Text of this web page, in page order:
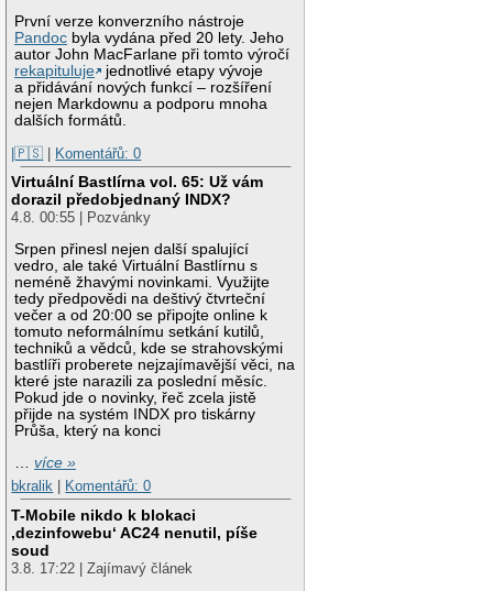
První verze konverzního nástroje
Pandoc byla vydána před 20 lety. Jeho
autor John MacFarlane při tomto výročí
rekapituluje
jednotlivé etapy vývoje
a přidávání nových funkcí – rozšíření
nejen Markdownu a podporu mnoha
dalších formátů.
|🇵🇸 | Komentářů: 0
Virtuální Bastlírna vol. 65: Už vám
dorazil předobjednaný INDX?
4.8. 00:55 | Pozvánky
Srpen přinesl nejen další spalující
vedro, ale také Virtuální Bastlírnu s
neméně žhavými novinkami. Využijte
tedy předpovědi na deštivý čtvrteční
večer a od 20:00 se připojte online k
tomuto neformálnímu setkání kutilů,
techniků a vědců, kde se strahovskými
bastlíři proberete nejzajímavější věci, na
které jste narazili za poslední měsíc.
Pokud jde o novinky, řeč zcela jistě
přijde na systém INDX pro tiskárny
Průša, který na konci
…více »
bkralik
Komentářů: 0
T-Mobile nikdo k blokaci
‚dezinfowebu‘ AC24 nenutil, píše
soud
3.8. 17:22 | Zajímavý článek